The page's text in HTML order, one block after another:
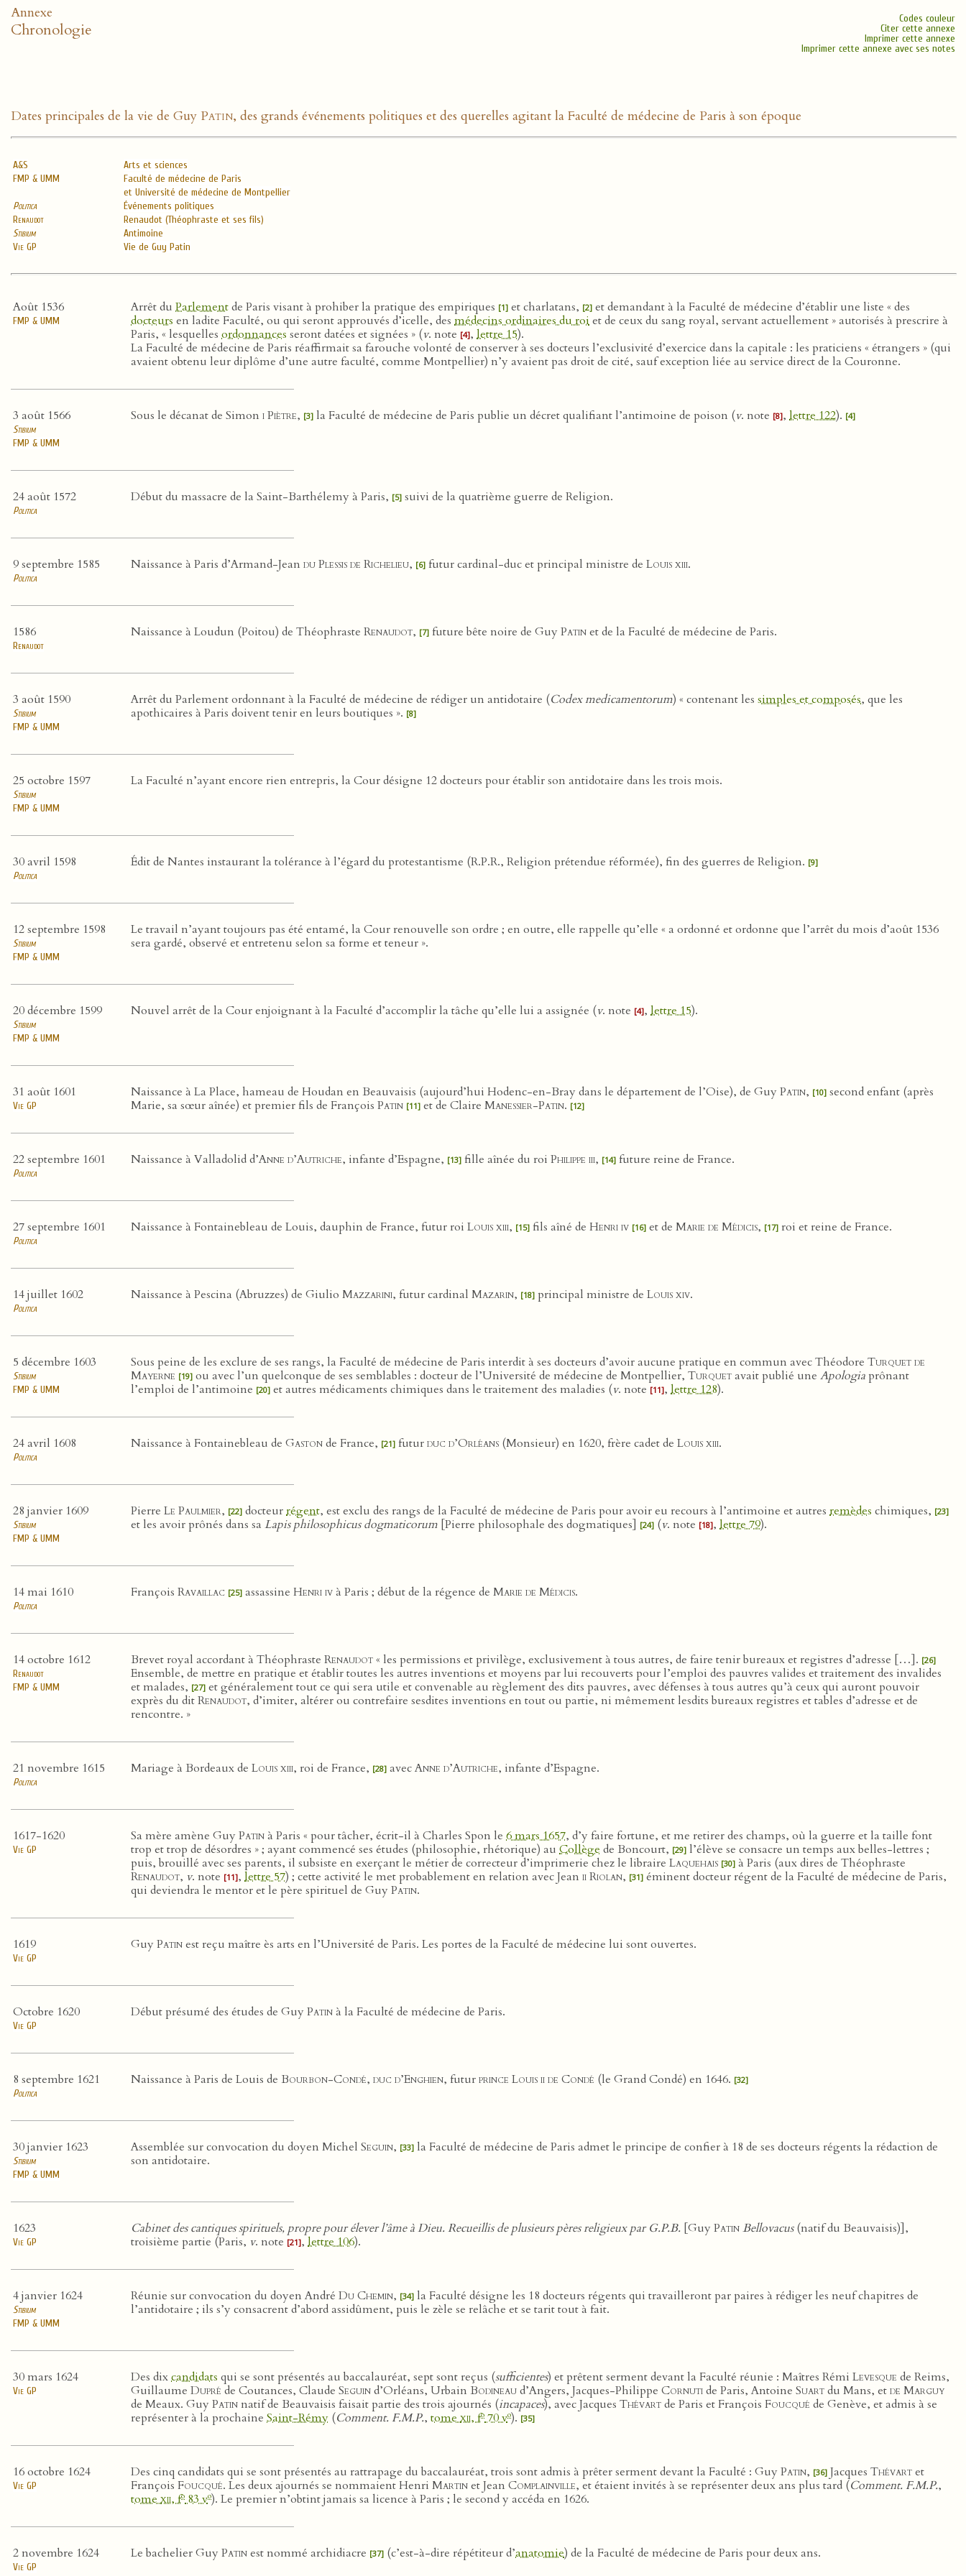
Annexe
Chronologie
Codes couleur
Citer cette annexe
Imprimer cette annexe
Imprimer cette annexe avec ses notes
Dates principales de la vie de Guy Patin, des grands événements politiques et des querelles agitant la Faculté de médecine de Paris à son époque
A&S
FMP & UMM
Politica
Renaudot
Stibium
Vie GP
Arts et sciences
Faculté de médecine de Paris
et Université de médecine de Montpellier
Événements politiques
Renaudot (Théophraste et ses fils)
Antimoine
Vie de Guy Patin
Août 1536
FMP & UMM
Arrêt du Parlementde Paris visant à prohiber la pratique des empiriques [1] et charlatans, [2] et demandant à la Faculté de médecine d’établir une liste « des
docteurs en ladite Faculté, ou qui seront approuvés d’icelle, des médecins ordinaires du roiet de ceux du sang royal, servant actuellement » autorisés à prescrire à
Paris, « lesquelles ordonnances seront datées et signées » (v. note [4], lettre 15).
La Faculté de médecine de Paris réaffirmait sa farouche volonté de conserver à ses docteurs l’exclusivité d’exercice dans la capitale : les praticiens « étrangers » (qui
avaient obtenu leur diplôme d’une autre faculté, comme Montpellier) n’y avaient pas droit de cité, sauf exception liée au service direct de la Couronne.
3 août 1566
Stibium
FMP & UMM
Sous le décanat de Simon i Piètre, [3] la Faculté de médecine de Paris publie un décret qualifiant l’antimoine de poison (v. note [8], lettre 122). [4]
24 août 1572
Politica
Début du massacre de la Saint-Barthélemy à Paris, [5] suivi de la quatrième guerre de Religion.
9 septembre 1585
Politica
Naissance à Paris d’Armand-Jean du Plessis de Richelieu, [6] futur cardinal-duc et principal ministre de Louis xiii.
1586
Renaudot
Naissance à Loudun (Poitou) de Théophraste Renaudot, [7] future bête noire de GuyPatinet de la Faculté de médecine de Paris.
3 août 1590
Stibium
FMP & UMM
Arrêt du Parlement ordonnant à la Faculté de médecine de rédiger un antidotaire (Codex medicamentorum) « contenant les simples et composés, que les
apothicaires à Paris doivent tenir en leurs boutiques ». [8]
25 octobre 1597
Stibium
FMP & UMM
La Faculté n’ayant encore rien entrepris, la Cour désigne 12 docteurs pour établir son antidotaire dans les trois mois.
30 avril 1598
Politica
Édit de Nantes instaurant la tolérance à l’égard du protestantisme (R.P.R., Religion prétendue réformée), fin des guerres de Religion. [9]
12 septembre 1598
Stibium
FMP & UMM
Le travail n’ayant toujours pas été entamé, la Cour renouvelle son ordre ; en outre, elle rappelle qu’elle « a ordonné et ordonne que l’arrêt du mois d’août 1536
sera gardé, observé et entretenu selon sa forme et teneur ».
20 décembre 1599
Stibium
FMP & UMM
Nouvel arrêt de la Cour enjoignant à la Faculté d’accomplir la tâche qu’elle lui a assignée (v. note [4], lettre 15).
31 août 1601
Vie GP
Naissance à La Place, hameau de Houdan en Beauvaisis (aujourd’hui Hodenc-en-Bray dans le département de l’Oise), de GuyPatin, [10] second enfant (après
Marie, sa sœur aînée) et premier fils de François Patin [11] et de Claire Manessier-Patin. [12]
22 septembre 1601
Politica
Naissance à Valladolid d’Anne d’Autriche, infante d’Espagne, [13] fille aînée du roi Philippe iii, [14] future reine de France.
27 septembre 1601
Politica
Naissance à Fontainebleau de Louis, dauphin de France, futur roi Louis xiii, [15] fils aîné de Henri iv [16] et de Marie de Médicis, [17] roi et reine de France.
14 juillet 1602
Politica
Naissance à Pescina (Abruzzes) de Giulio Mazzarini, futur cardinal Mazarin, [18] principal ministre de Louis xiv.
5 décembre 1603
Stibium
FMP & UMM
Sous peine de les exclure de ses rangs, la Faculté de médecine de Paris interdit à ses docteurs d’avoir aucune pratique en commun avec Théodore Turquet de
Mayerne [19] ou avec l’un quelconque de ses semblables : docteur de l’Université de médecine de Montpellier, Turquetavait publié une Apologiaprônant
l’emploi de l’antimoine [20] et autres médicaments chimiques dans le traitement des maladies (v. note [11], lettre 128).
24 avril 1608
Politica
Naissance à Fontainebleau de Gastonde France, [21] futurduc d’Orléans (Monsieur) en 1620, frère cadet de Louis xiii.
28 janvier 1609
Stibium
FMP & UMM
Pierre Le Paulmier, [22] docteurrégent, est exclu des rangs de la Faculté de médecine de Paris pour avoir eu recours à l’antimoine et autres remèdes chimiques, [23]
et les avoir prônés dans sa Lapis philosophicus dogmaticorum [Pierre philosophale des dogmatiques] [24] (v. note [18], lettre 79).
14 mai 1610
Politica
François Ravaillac [25] assassine Henri ivà Paris ; début de la régence de Marie de Médicis.
14 octobre 1612
Renaudot
FMP & UMM
Brevet royal accordant à Théophraste Renaudot« les permissions et privilège, exclusivement à tous autres, de faire tenir bureaux et registres d’adresse […]. [26]
Ensemble, de mettre en pratique et établir toutes les autres inventions et moyens par lui recouverts pour l’emploi des pauvres valides et traitement des invalides
et malades, [27] et généralement tout ce qui sera utile et convenable au règlement des dits pauvres, avec défenses à tous autres qu’à ceux qui auront pouvoir
exprès du ditRenaudot, d’imiter, altérer ou contrefaire sesdites inventions en tout ou partie, ni mêmement lesdits bureaux registres et tables d’adresse et de
rencontre. »
21 novembre 1615
Politica
Mariage à Bordeaux de Louis xiii, roi de France, [28] avecAnne d’Autriche, infante d’Espagne.
1617-1620
Vie GP
Sa mère amène GuyPatinà Paris « pour tâcher, écrit-il à Charles Spon le 6 mars 1657, d’y faire fortune, et me retirer des champs, où la guerre et la taille font
trop et trop de désordres » ; ayant commencé ses études (philosophie, rhétorique) au Collège de Boncourt, [29] l’élève se consacre un temps aux belles-lettres ;
puis, brouillé avec ses parents, il subsiste en exerçant le métier de correcteur d’imprimerie chez le libraire Laquehais [30] à Paris (aux dires de Théophraste
Renaudot, v. note [11], lettre 57) ; cette activité le met probablement en relation avec Jean ii Riolan, [31] éminent docteur régent de la Faculté de médecine de Paris,
qui deviendra le mentor et le père spirituel de GuyPatin.
1619
Vie GP
GuyPatinest reçu maître ès arts en l’Université de Paris. Les portes de la Faculté de médecine lui sont ouvertes.
Octobre 1620
Vie GP
Début présumé des études de GuyPatinà la Faculté de médecine de Paris.
8 septembre 1621
Politica
Naissance à Paris de Louis de Bourbon-Condé, duc d’Enghien, futurprince Louis ii de Condé (le Grand Condé) en 1646. [32]
30 janvier 1623
Stibium
FMP & UMM
Assemblée sur convocation du doyen Michel Seguin, [33] la Faculté de médecine de Paris admet le principe de confier à 18 de ses docteurs régents la rédaction de
son antidotaire.
1623
Vie GP
Cabinet des cantiques spirituels, propre pour élever l’âme à Dieu. Recueillis de plusieurs pères religieux par G.P.B. [GuyPatinBellovacus(natif du Beauvaisis)],
troisième partie (Paris, v. note [21], lettre 106).
4 janvier 1624
Stibium
FMP & UMM
Réunie sur convocation du doyen André Du Chemin, [34] la Faculté désigne les 18 docteurs régents qui travailleront par paires à rédiger les neuf chapitres de
l’antidotaire ; ils s’y consacrent d’abord assidûment, puis le zèle se relâche et se tarit tout à fait.
30 mars 1624
Vie GP
Des dixcandidats qui se sont présentés au baccalauréat, sept sont reçus (sufficientes) et prêtent serment devant la Faculté réunie : Maîtres Rémi Levesque de Reims,
Guillaume Dupré de Coutances, Claude Seguind’Orléans, Urbain Bodineaud’Angers, Jacques-Philippe Cornutide Paris, Antoine Suartdu Mans, etde Marguy
de Meaux. GuyPatinnatif de Beauvaisis faisait partie des trois ajournés (incapaces), avec Jacques Thévartde Paris et François Foucqué de Genève, et admis à se
représenter à la prochaine Saint-Rémy (Comment. F.M.P., tomexii, fo70 vo). [35]
16 octobre 1624
Vie GP
Des cinq candidats qui se sont présentés au rattrapage du baccalauréat, trois sont admis à prêter serment devant la Faculté : GuyPatin, [36] Jacques Thévartet
François Foucqué. Les deux ajournés se nommaient Henri Martinet Jean Complainville, et étaient invités à se représenter deux ans plus tard (Comment. F.M.P.,
tomexii, fo83 vo). Le premier n’obtint jamais sa licence à Paris ; le second y accéda en 1626.
2 novembre 1624
Vie GP
Le bachelier GuyPatinest nommé archidiacre [37] (c’est-à-dire répétiteur d’anatomie) de la Faculté de médecine de Paris pour deux ans.